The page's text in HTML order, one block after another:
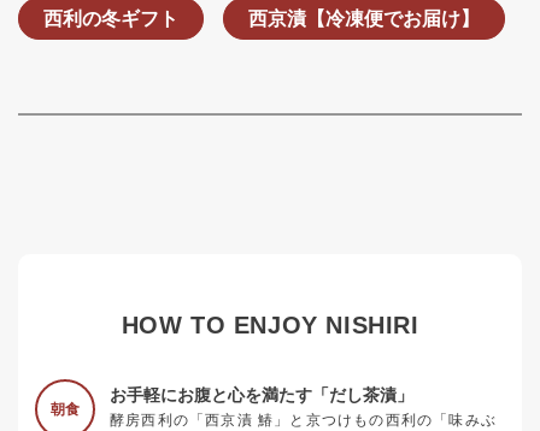
西利の冬ギフト 西京漬【冷凍便でお届け】
HOW TO ENJOY NISHIRI
朝食
お手軽にお腹と心を満たす「だし茶漬」
酵房西利の「西京漬 鰆」と京つけもの西利の「味みぶ